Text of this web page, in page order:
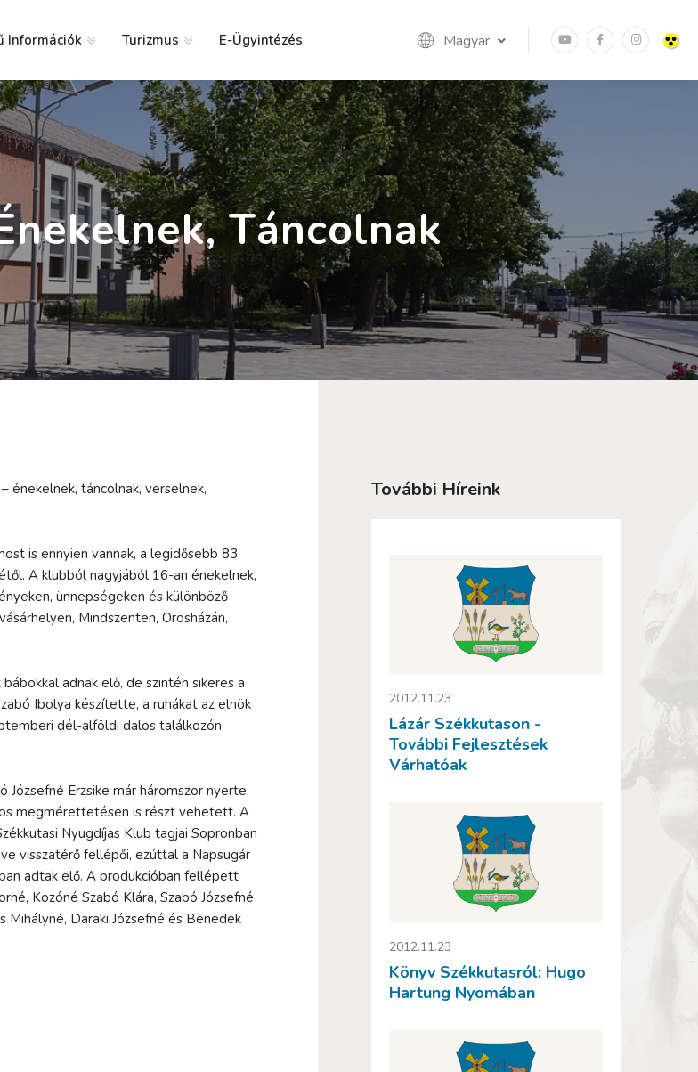
Magyar
Információk Turizmus E-Ügyintézés
Táncolnak
énekelnek, táncolnak, verselnek,
is ennyien vannak, a legidősebb 83
A klubból nagyjából 16-an énekelnek,
ünnepségeken és különböző
Mindszenten, Orosházán,
adnak elő, de szintén sikeres a
Ibolya készítette, a ruhákat az elnök
dél-alföldi dalos találkozón
Józsefné Erzsike már háromszor nyerte
megmérettetésen is részt vehetett. A
Nyugdíjas Klub tagjai Sopronban
visszatérő fellépői, ezúttal a Napsugár
adtak elő. A produkcióban fellépett
Kozóné Szabó Klára, Szabó Józsefné
Mihályné, Daraki Józsefné és Benedek
További Híreink
2012.11.23
Lázár Székkutason -
További Fejlesztések
Várhatóak
2012.11.23
Könyv Székkutasról: Hugo
Hartung Nyomában